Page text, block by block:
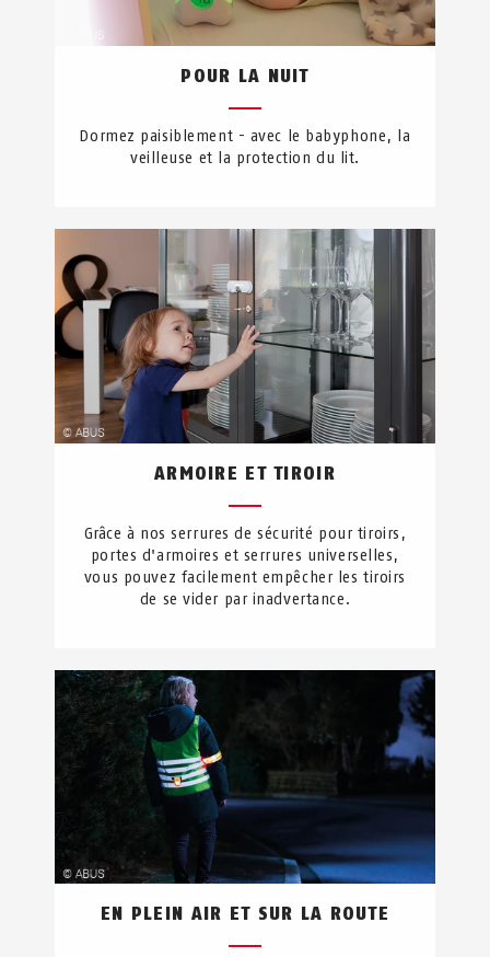
POUR LA NUIT
Dormez paisiblement - avec le babyphone, la
veilleuse et la protection du lit.
ARMOIRE ET TIROIR
Grâce à nos serrures de sécurité pour tiroirs,
portes d'armoires et serrures universelles,
vous pouvez facilement empêcher les tiroirs
de se vider par inadvertance.
EN PLEIN AIR ET SUR LA ROUTE